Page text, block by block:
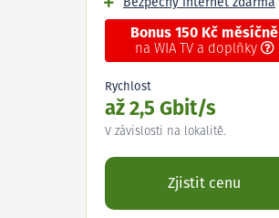
Bonus 150 Kč měsíčně
na WIA TV a doplňky
Rychlost
až 2,5 Gbit/s
V závislosti na lokalitě.
Zjistit cenu